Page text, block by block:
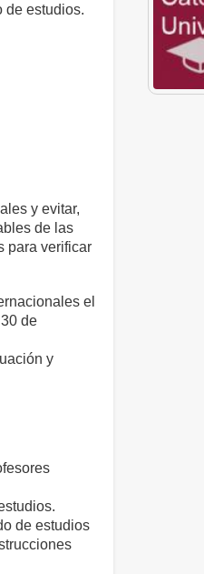
de estudios.
y evitar,
de las
para verificar
el
de
y
de estudios